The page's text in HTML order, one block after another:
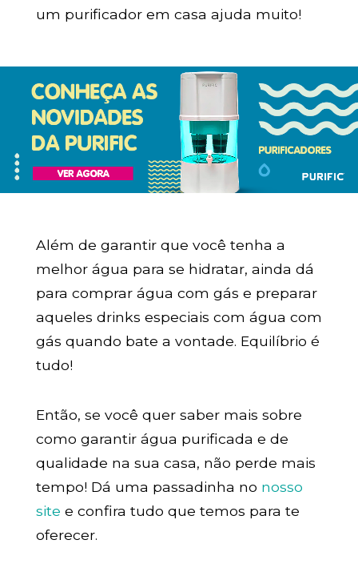
um purificador em casa ajuda muito!
Além de garantir que você tenha a
melhor água para se hidratar, ainda dá
para comprar água com gás e preparar
aqueles drinks especiais com água com
gás quando bate a vontade. Equilíbrio é
tudo!
Então, se você quer saber mais sobre
como garantir água purificada e de
qualidade na sua casa, não perde mais
tempo! Dá uma passadinha no nosso
site e confira tudo que temos para te
oferecer.